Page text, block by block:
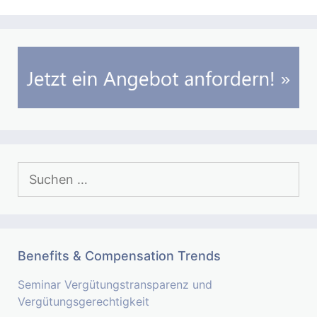
nach:
Benefits & Compensation Trends
Seminar Vergütungstransparenz und
Vergütungsgerechtigkeit